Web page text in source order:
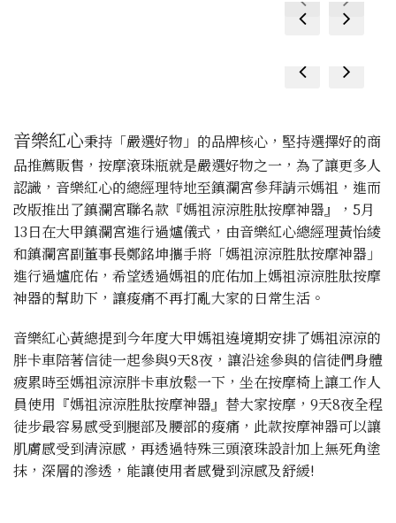
prev
next
prev next
音樂紅心秉持「嚴選好物」的品牌核心，堅持選擇好的商
品推薦販售，按摩滾珠瓶就是嚴選好物之一，為了讓更多人
認識，音樂紅心的總經理特地至鎮瀾宮參拜請示媽祖，進而
改版推出了鎮瀾宮聯名款『媽祖涼涼胜肽按摩神器』，5月
13日在大甲鎮瀾宮進行過爐儀式，由音樂紅心總經理黃怡綾
和鎮瀾宮副董事長鄭銘坤攜手將「媽祖涼涼胜肽按摩神器」
進行過爐庇佑，希望透過媽祖的庇佑加上媽祖涼涼胜肽按摩
神器的幫助下，讓痠痛不再打亂大家的日常生活。
音樂紅心黃總提到今年度大甲媽祖遶境期安排了媽祖涼涼的
胖卡車陪著信徒一起參與9天8夜，讓沿途參與的信徒們身體
疲累時至媽祖涼涼胖卡車放鬆一下，坐在按摩椅上讓工作人
員使用『媽祖涼涼胜肽按摩神器』替大家按摩，9天8夜全程
徒步最容易感受到腿部及腰部的痠痛，此款按摩神器可以讓
肌膚感受到清涼感，再透過特殊三頭滾珠設計加上無死角塗
抹，深層的滲透，能讓使用者感覺到涼感及舒緩!